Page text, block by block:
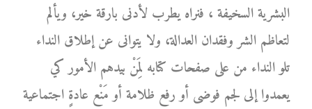
البشرية السخيفة ، فنراه يطرب لأدنى بارقة خير، ويألم
لتعاظم الشر وفقدان العدالة، ولا يتوانى عن إطلاق النداء
تلو النداء من على صفحات كتابه لِمَنْ بيدهم الأمور كي
يعمدوا إلى لجم فوضى أو رفع ظلامة أو مَنْع عادةٍ اجتماعية